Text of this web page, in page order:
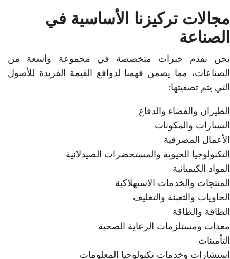
مجالات تركيزنا الأساسية في
الصناعة
نحن نقدم خبرات متخصصة في مجموعة واسعة من
الصناعات، مما يضمن فهمنا لدوافع القيمة الفريدة للأصول
التي يتم تصفيتها:
الطيران والفضاء والدفاع
السيارات والمكونات
الأعمال المصرفية
التكنولوجيا الحيوية والمستحضرات الصيدلانية
المواد الكيميائية
المنتجات والخدمات الاستهلاكية
الحاويات والتعبئة والتغليف
الطاقة والطاقة
معدات ومستلزمات الرعاية الصحية
التأمينات
استشارات وخدمات تكنولوجيا المعلومات